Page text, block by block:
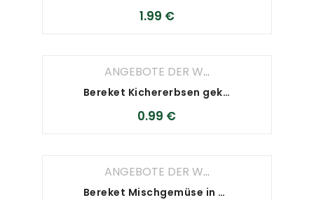
1.99 €
ANGEBOTE DER WOCHE
Bereket Kichererbsen gekocht
0.99 €
ANGEBOTE DER WOCHE
Bereket Mischgemüse in salzlake 4000 g